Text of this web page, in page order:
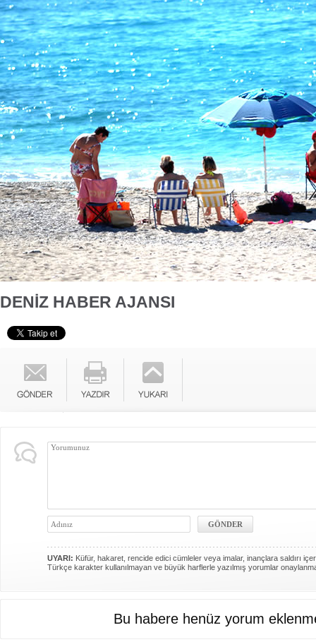
DENİZ HABER AJANSI
UYARI: Küfür, hakaret, rencide edici cümleler veya imalar, inançlara saldırı
Türkçe karakter kullanılmayan ve büyük harflerle yazılmış yorumlar
Bu habere henüz yorum